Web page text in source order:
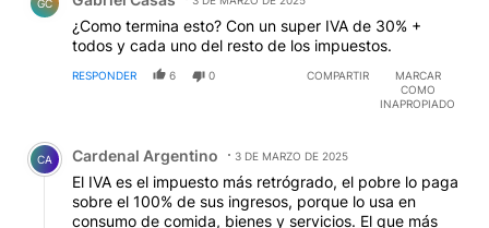
GC
¿Como termina esto? Con un super IVA de 30% +
todos y cada uno del resto de los impuestos.
RESPONDER 6 0 COMPARTIR
MARCAR
COMO
INAPROPIADO
Comentario de Cardenal Argentino.
CA Cardenal Argentino 3 DE MARZO DE 2025
El IVA es el impuesto más retrógrado, el pobre lo paga
sobre el 100% de sus ingresos, porque lo usa en
consumo de comida, bienes y servicios. El que más